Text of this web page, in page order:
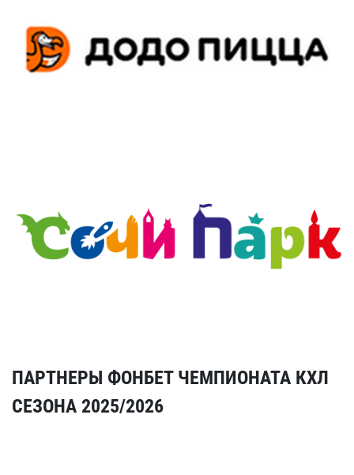
ПАРТНЕРЫ ФОНБЕТ ЧЕМПИОНАТА КХЛ
СЕЗОНА 2025/2026